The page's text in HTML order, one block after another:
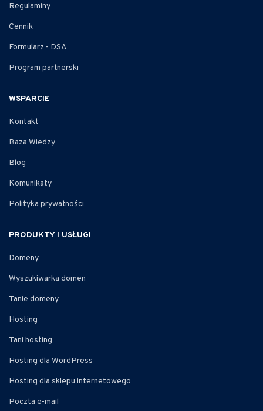
Regulaminy
Cennik
Formularz - DSA
Program partnerski
WSPARCIE
Kontakt
Baza Wiedzy
Blog
Komunikaty
Polityka prywatności
PRODUKTY I USŁUGI
Domeny
Wyszukiwarka domen
Tanie domeny
Hosting
Tani hosting
Hosting dla WordPress
Hosting dla sklepu internetowego
Poczta e-mail